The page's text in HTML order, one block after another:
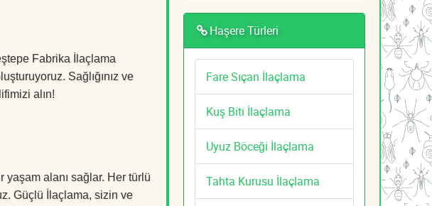
Fabrika İlaçlama
Sağlığınız ve
alın!
alanı sağlar. Her türlü
Güçlü İlaçlama, sizin ve
Haşere Türleri
Fare Sıçan İlaçlama
Kuş Biti İlaçlama
Uyuz Böceği İlaçlama
Tahta Kurusu İlaçlama